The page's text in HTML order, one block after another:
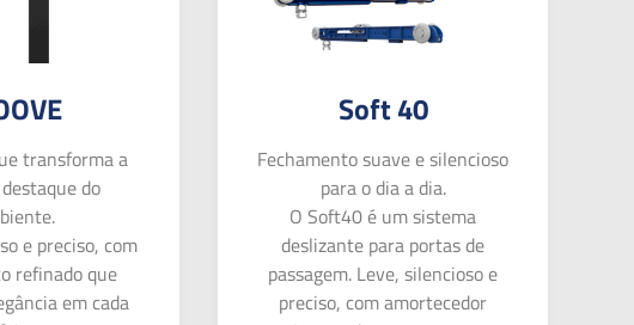
transforma a
do
e preciso, com
refinado que
em cada
Soft 40
Fechamento suave e silencioso
para o dia a dia.
O Soft40 é um sistema
deslizante para portas de
passagem. Leve, silencioso e
preciso, com amortecedor